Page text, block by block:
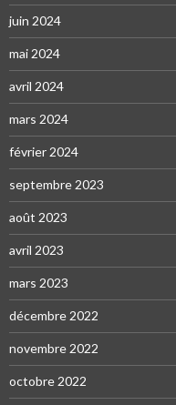
juin 2024
mai 2024
avril 2024
mars 2024
février 2024
septembre 2023
août 2023
avril 2023
mars 2023
décembre 2022
novembre 2022
octobre 2022